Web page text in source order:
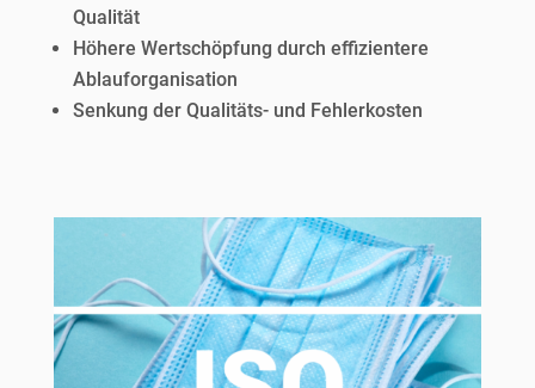
Qualität
Höhere Wertschöpfung durch effizientere
Ablauforganisation
Senkung der Qualitäts- und Fehlerkosten